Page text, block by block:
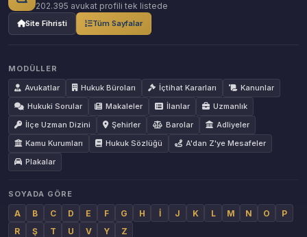
202.395 avukat profili tek listede
Site Fihristi Tüm Sayfalar
MODÜLLER
Avukatlar
Hukuk Büroları İçtihat Kararları
Kanunlar
Hukuki Sorular
Makaleler İlanlar
Uzmanlık
İlçe Uzman Dizini
Şehirler Barolar
Adliyeler
Kamu Kurumları
Hukuk Sözlüğü
A'dan Z'ye Mesafeler
Plakalar
SOYADA GÖRE
A B C D E F G H İ J K L M N O
P
R
Ş T U V Y Z